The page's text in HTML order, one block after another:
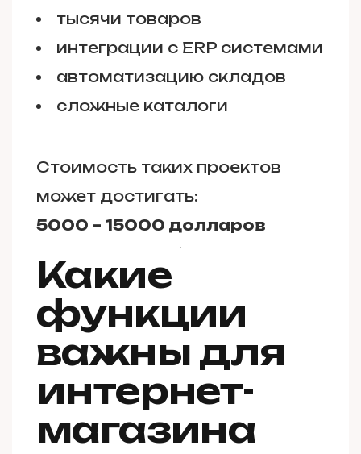
тысячи товаров
интеграции с ERP системами
автоматизацию складов
сложные каталоги
Стоимость таких проектов
может достигать:
5000 – 15000 долларов
Какие
функции
важны для
интернет-
магазина